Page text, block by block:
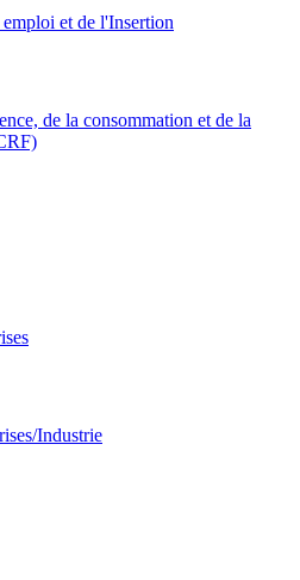
et de l'Insertion
de la consommation et de la
Industrie